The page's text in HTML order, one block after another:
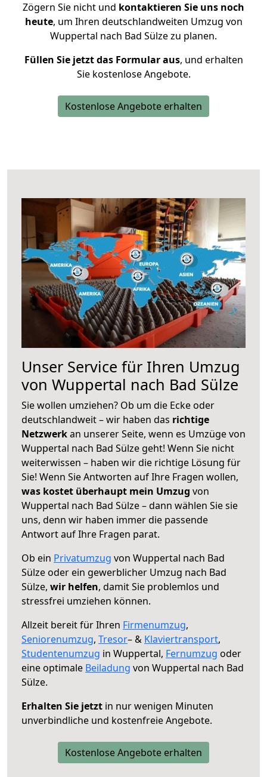
Zögern Sie nicht und kontaktieren Sie uns noch
heute, um Ihren deutschlandweiten Umzug von
Wuppertal nach Bad Sülze zu planen.
Füllen Sie jetzt das Formular aus, und erhalten
Sie kostenlose Angebote.
Kostenlose Angebote erhalten
Unser Service für Ihren Umzug
von Wuppertal nach Bad Sülze
Sie wollen umziehen? Ob um die Ecke oder
deutschlandweit – wir haben das richtige
Netzwerkan unserer Seite, wenn es Umzüge von
Wuppertal nach Bad Sülze geht! Wenn Sie nicht
weiterwissen – haben wir die richtige Lösung für
Sie! Wenn Sie Antworten auf Ihre Fragen wollen,
was kostet überhaupt mein Umzug von
Wuppertal nach Bad Sülze – dann wählen Sie sie
uns, denn wir haben immer die passende
Antwort auf Ihre Fragen parat.
Ob ein Privatumzug von Wuppertal nach Bad
Sülze oder ein gewerblicher Umzug nach Bad
Sülze, wir helfen, damit Sie problemlos und
stressfrei umziehen können.
Allzeit bereit für Ihren Firmenumzug,
Seniorenumzug, Tresor– & Klaviertransport,
Studentenumzug in Wuppertal, Fernumzug oder
eine optimale Beiladung von Wuppertal nach Bad
Sülze.
Erhalten Sie jetzt in nur wenigen Minuten
unverbindliche und kostenfreie Angebote.
Kostenlose Angebote erhalten